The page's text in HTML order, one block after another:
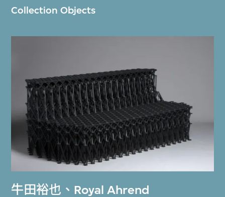
Collection Objects
牛田裕也 、 Royal Ahrend